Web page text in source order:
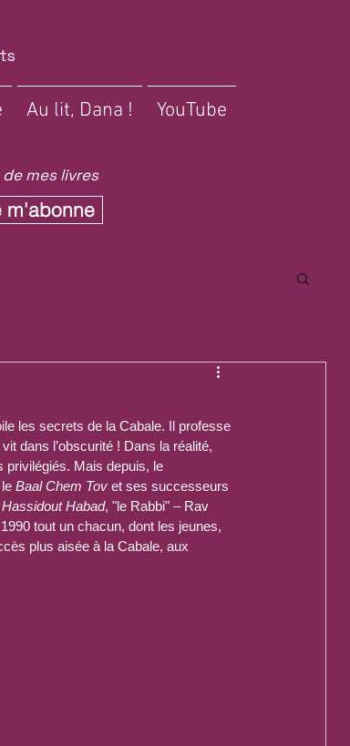
Au lit, Dana ! YouTube
mes livres
m'abonne
les secrets de la Cabale. Il professe
dans l’obscurité ! Dans la réalité,
privilégiés. Mais depuis, le
Baal Chem Tov et ses successeurs
Hassidout Habad, "le Rabbi" – Rav
tout un chacun, dont les jeunes,
plus aisée à la Cabale, aux